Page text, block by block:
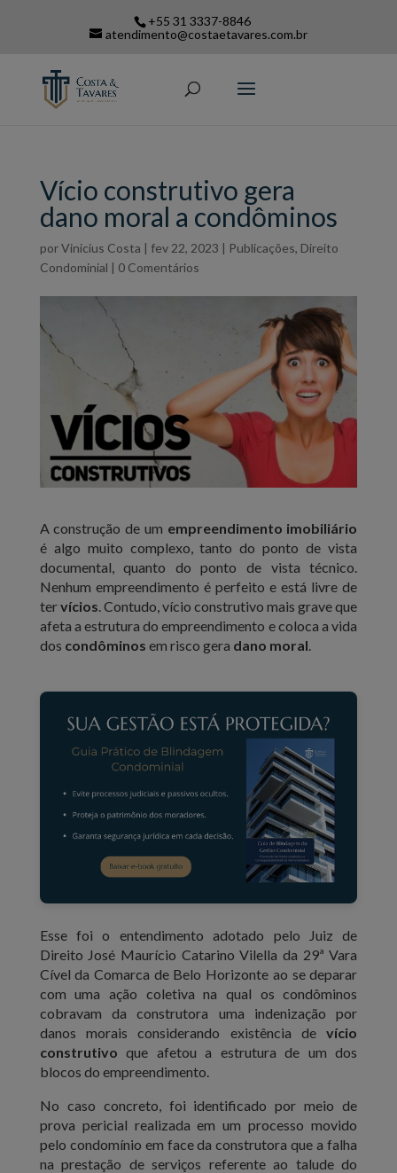
+55 31 3337-8846
atendimento@costaetavares.com.br
Vício construtivo gera
dano moral a condôminos
porVinicius Costa | fev 22, 2023 | Publicações, Direito
Condominial | 0 Comentários
A construção de um empreendimento imobiliário
é algo muito complexo, tanto do ponto de vista
documental, quanto do ponto de vista técnico.
Nenhum empreendimento é perfeito e está livre de
tervícios . Contudo, vício construtivo mais grave que
afeta a estrutura do empreendimento e coloca a vida
dos condôminos em risco gera dano moral
Esse foi o entendimento adotado pelo Juiz de
Direito José Maurício Catarino Vilella da 29ª Vara
Cível da Comarca de Belo Horizonte ao se deparar
com uma ação coletiva na qual os condôminos
cobravam da construtora uma indenização por
danos morais considerando existência devício
construtivo que afetou a estrutura de um dos
blocos do empreendimento.
No caso concreto, foi identificado por meio de
prova pericial realizada em um processo movido
pelo condomínio em face da construtora que a falha
na prestação de serviços referente ao talude do